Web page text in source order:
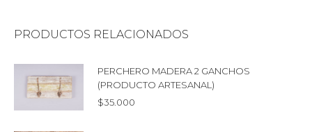
PRODUCTOS RELACIONADOS
PERCHERO MADERA 2 GANCHOS
(PRODUCTO ARTESANAL)
$35.000